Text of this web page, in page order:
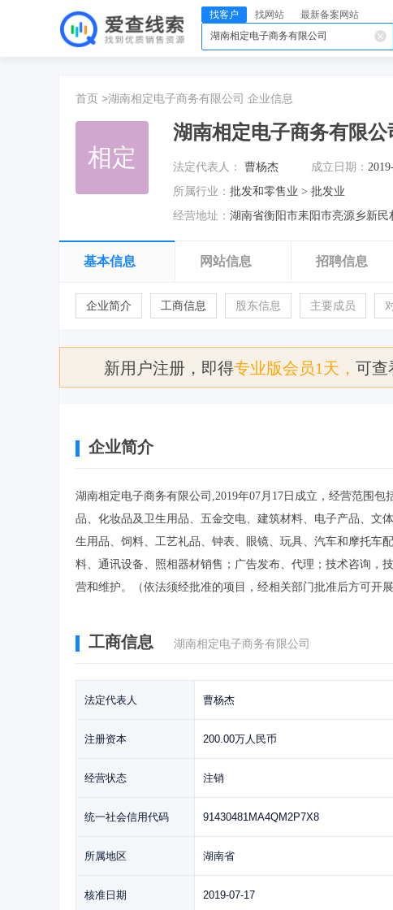
找客户 找网站 最新备案网站
首页 >湖南相定电子商务有限公司 企业信息
相定
湖南相定电子商务有限公
法定代表人： 曹杨杰 成立日期：
所属行业： 批发和零售业 > 批发业
经营地址： 湖南省衡阳市耒阳市亮源乡新民
基本信息 网站信息 招聘信息
企业简介 工商信息 股东信息 主要成员
新用户注册，即得专业版会员1天， 可查
企业简介
湖南相定电子商务有限公司,2019年07月17日成立，经营范围
品、化妆品及卫生用品、五金交电、建筑材料、电子产品、文
生用品、饲料、工艺礼品、钟表、眼镜、玩具、汽车和摩托车
料、通讯设备、照相器材销售；广告发布、代理；技术咨询，
营和维护。（依法须经批准的项目，经相关部门批准后方可开展
工商信息 湖南相定电子商务有限公司
法定代表人 曹杨杰
注册资本 200.00万人民币
经营状态 注销
统一社会信用代码 91430481MA4QM2P7X8
所属地区 湖南省
核准日期 2019-07-17